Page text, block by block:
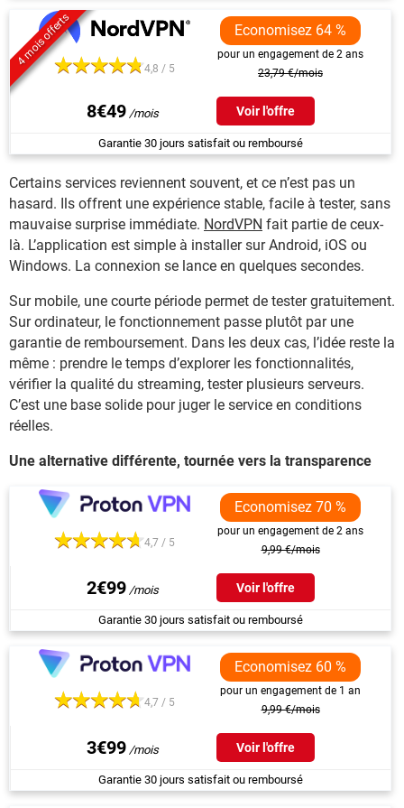
4 mois offerts
4,8 / 5
Economisez 64 %
pour un engagement de 2 ans
23,79 €/mois
8€49 Voir l'offre
Garantie 30 jours satisfait ou remboursé
Certains services reviennent souvent, et ce n’est pas un
hasard. Ils offrent une expérience stable, facile à tester, sans
mauvaise surprise immédiate. NordVPN fait partie de ceux-
là. L’application est simple à installer sur Android, iOS ou
Windows. La connexion se lance en quelques secondes.
Sur mobile, une courte période permet de tester gratuitement.
Sur ordinateur, le fonctionnement passe plutôt par une
garantie de remboursement. Dans les deux cas, l’idée reste la
même : prendre le temps d’explorer les fonctionnalités,
vérifier la qualité du streaming, tester plusieurs serveurs.
C’est une base solide pour juger le service en conditions
réelles.
Une alternative différente, tournée vers la transparence
4,7 / 5
Economisez 70 %
pour un engagement de 2 ans
9,99 €/mois
2€99 Voir l'offre
Garantie 30 jours satisfait ou remboursé
4,7 / 5
Economisez 60 %
pour un engagement de 1 an
9,99 €/mois
3€99 Voir l'offre
Garantie 30 jours satisfait ou remboursé